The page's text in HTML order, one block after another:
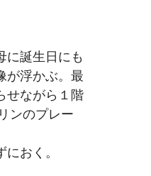
に誕生日にも
が浮かぶ。最
せながら１階
ンのプレー
おく。